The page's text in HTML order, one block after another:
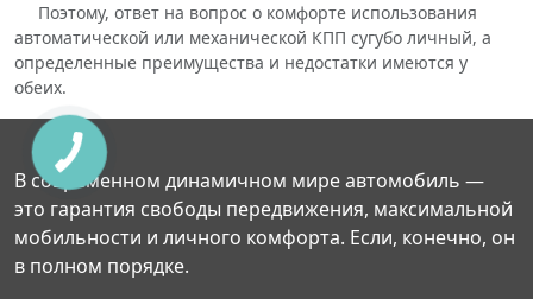
Поэтому, ответ на вопрос о комфорте использования
автоматической или механической КПП сугубо личный, а
определенные преимущества и недостатки имеются у
обеих.
В современном динамичном мире автомобиль —
это гарантия свободы передвижения, максимальной
мобильности и личного комфорта. Если, конечно, он
в полном порядке.